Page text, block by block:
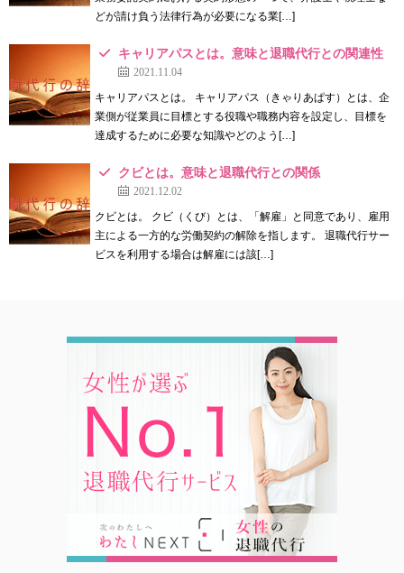
どが請け負う法律行為が必要になる業[…]
キャリアパスとは。意味と退職代行との関連性
2021.11.04
キャリアパスとは。 キャリアパス（きゃりあぱす）とは、企
業側が従業員に目標とする役職や職務内容を設定し、目標を
達成するために必要な知識やどのよう[…]
クビとは。意味と退職代行との関係
2021.12.02
クビとは。 クビ（くび）とは、「解雇」と同意であり、雇用
主による一方的な労働契約の解除を指します。 退職代行サー
ビスを利用する場合は解雇には該[…]